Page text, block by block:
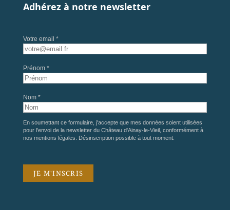
Adhérez à notre newsletter
Votre email *
Prénom *
Nom *
En soumettant ce formulaire, j'accepte que mes données soient utilisées
pour l'envoi de la newsletter du Château d'Ainay-le-Vieil, conformément à
nos mentions légales . Désinscription possible à tout moment.